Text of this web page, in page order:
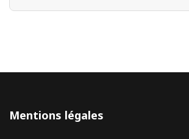
Mentions légales